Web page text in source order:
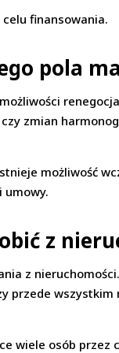
finansowania.
pola
zmian
możliwość
umowy.
z
z
przede
wiele osób przez